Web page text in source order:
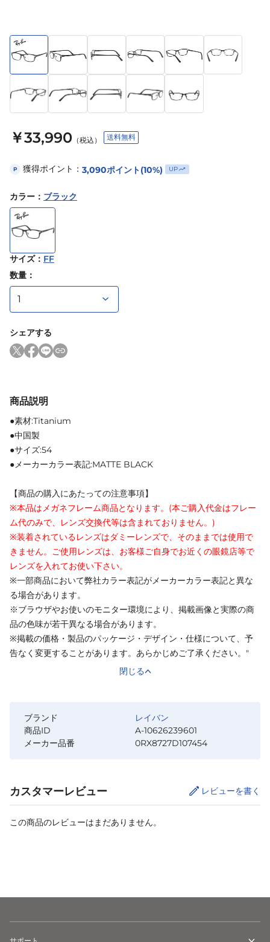
￥33,990 （税込） 送料無料
P 獲得ポイント： 3,090ポイント(10%) UP
カラー ： ブラック
サイズ： FF
数量：
シェアする
商品説明
●素材:Titanium
●中国製
●サイズ:54
●メーカーカラー表記:MATTE BLACK
【商品の購入にあたっての注意事項】
※本品はメガネフレーム商品となります。(本ご購入代金はフレー
ム代のみで、レンズ交換代等は含まれておりません。)
※装着されているレンズはダミーレンズで、そのままでは使用で
きません。ご使用レンズは、お客様ご自身でお近くの眼鏡店等で
レンズを入れてお使い下さい。
※一部商品において弊社カラー表記がメーカーカラー表記と異な
る場合があります。
※ブラウザやお使いのモニター環境により、掲載画像と実際の商
品の色味が若干異なる場合があります。
※掲載の価格・製品のパッケージ・デザイン・仕様について、予
告なく変更することがあります。あらかじめご了承ください。"
閉じる
ブランド
レイバン
商品ID
A-10626239601
メーカー品番
0RX8727D107454
カスタマーレビュー レビューを書く
この商品のレビューはまだありません。